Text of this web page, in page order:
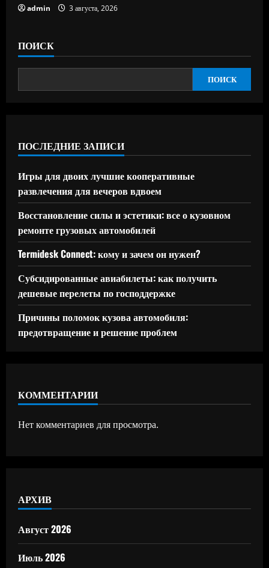
admin 3 августа, 2026
ПОИСК
ПОИСК
ПОСЛЕДНИЕ ЗАПИСИ
Игры для двоих лучшие кооперативные
развлечения для вечеров вдвоем
Восстановление силы и эстетики: все о кузовном
ремонте грузовых автомобилей
Termidesk Connect: кому и зачем он нужен?
Субсидированные авиабилеты: как получить
дешевые перелеты по господдержке
Причины поломок кузова автомобиля:
предотвращение и решение проблем
КОММЕНТАРИИ
Нет комментариев для просмотра.
АРХИВ
Август 2026
Июль 2026